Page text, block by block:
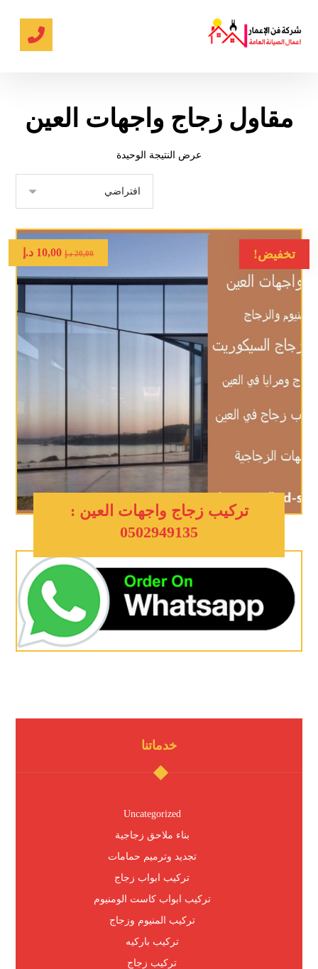
مقاول زجاج واجهات العين
عرض النتيجة الوحيدة
تخفيض!
تركيب زجاج واجهات العين :
0502949135
20,00 د.إ 10,00 د.إ
خدماتنا
Uncategorized
بناء ملاحق زجاجية
تجديد وترميم حمامات
تركيب ابواب زجاج
تركيب ابواب كاست الومنيوم
تركيب المنيوم وزجاج
تركيب باركيه
تركيب زجاج